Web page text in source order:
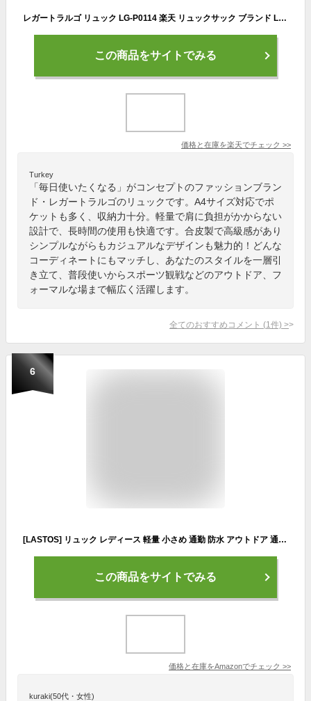
レガートラルゴ リュック LG-P0114 楽天 リュックサック ブランド Legato Largo レディース かるいかばん 通勤 A4 通学 はっ水 撥水 軽量 軽い 合皮 フェイクレザー 大人 かわいい 上品 きれいめ ナチュラル カジュアル 合皮リュック ママリュック 軽量ボンディング
この商品をサイトでみる
価格と在庫を楽天でチェック >>
Turkey
「毎日使いたくなる」がコンセプトのファッションブラン
ド・レガートラルゴのリュックです。A4サイズ対応でポ
ケットも多く、収納力十分。軽量で肩に負担がかからない
設計で、長時間の使用も快適です。合皮製で高級感があり
シンプルながらもカジュアルなデザインも魅力的！どんな
コーディネートにもマッチし、あなたのスタイルを一層引
き立て、普段使いからスポーツ観戦などのアウトドア、フ
ォーマルな場まで幅広く活躍します。
全てのおすすめコメント (1 件) >
6
[LASTOS] リュック レディース 軽量 小さめ 通勤 防水 アウトドア 通学 カジュアル ミニ (ライトグレー)
この商品をサイトでみる
価格と在庫をAmazonでチェック >>
kuraki(50代・女性)